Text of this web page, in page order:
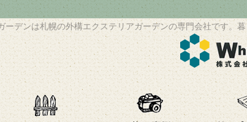
ーデンは札幌の外構エクステリアガーデンの専門会社です。